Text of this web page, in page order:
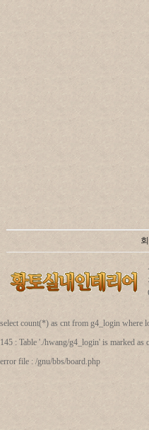
select count(*) as cnt from g4_login where
145 : Table './hwang/g4_login' is marked as
error file : /gnu/bbs/board.php